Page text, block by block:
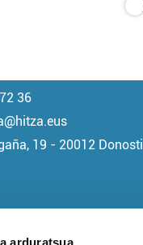
arduratsua
36
19 - 20012